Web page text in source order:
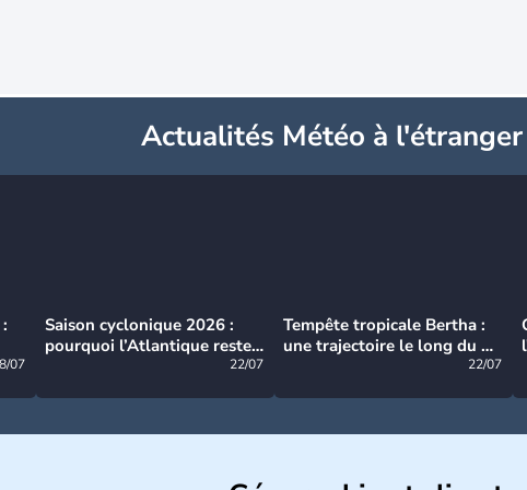
Actualités Météo à l'étranger
07
Saison cyclonique 2026 :
pourquoi l’Atlantique reste
22/07
Tempête tropicale Bertha :
une trajectoire le long du du
22/07